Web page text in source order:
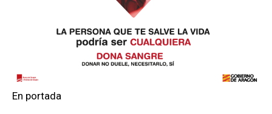
En portada